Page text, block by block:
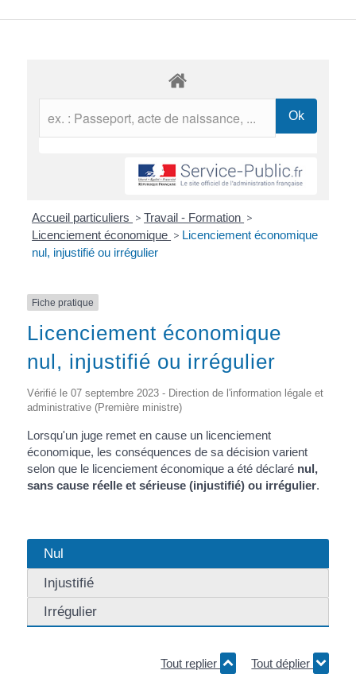
Accueil particuliers > Travail - Formation >
Licenciement économique > Licenciement économique
nul, injustifié ou irrégulier
Fiche pratique
Licenciement économique
nul, injustifié ou irrégulier
Vérifié le 07 septembre 2023 - Direction de l'information légale et
administrative (Première ministre)
Lorsqu'un juge remet en cause un licenciement
économique, les conséquences de sa décision varient
selon que le licenciement économique a été déclaré nul,
sans cause réelle et sérieuse (injustifié) ou irrégulier.
Nul
Injustifié
Irrégulier
Tout replier Tout déplier